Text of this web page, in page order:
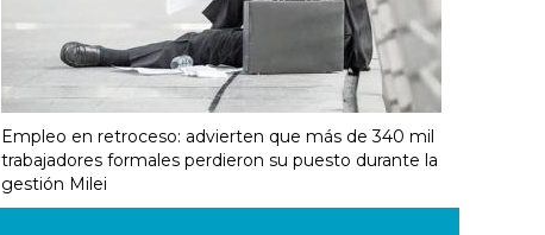
Empleo en retroceso: advierten que más de 340 mil
trabajadores formales perdieron su puesto durante la
gestión Milei